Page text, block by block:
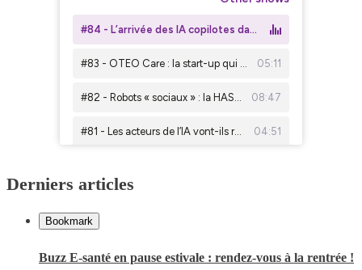
Derniers articles
Bookmark
Buzz E-santé en pause estivale : rendez-vous à la rentrée !